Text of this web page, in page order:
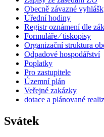
Obecně závazné
Úřední hodiny
Registr oznámení dle
Formuláře ⁄ tiskopisy
Organizační struktura
Odpadové hospodářství
Poplatky
Pro zastupitele
Územní plán
Veřejné zakázky
dotace a plánované
Svátek